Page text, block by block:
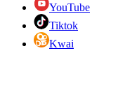
YouTube
Tiktok
Kwai